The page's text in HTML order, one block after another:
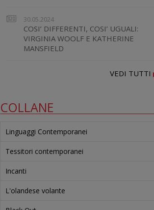
30.05.2024
COSI’ DIFFERENTI, COSI’ UGUALI:
VIRGINIA WOOLF E KATHERINE
MANSFIELD
VEDI TUTTI
COLLANE
Linguaggi Contemporanei
Tessitori contemporanei
Incanti
L'olandese volante